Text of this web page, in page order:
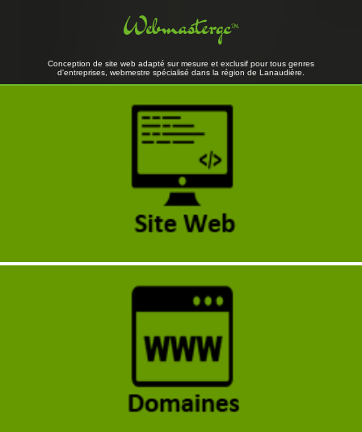
Webmastergc™
Conception de site web adapté sur mesure et exclusif pour tous genres
d'entreprises, webmestre spécialisé dans la région de Lanaudière.